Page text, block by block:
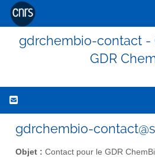
gdrchembio-contact -
GDR
gdrchembio-
Objet : Contact pour le GDR